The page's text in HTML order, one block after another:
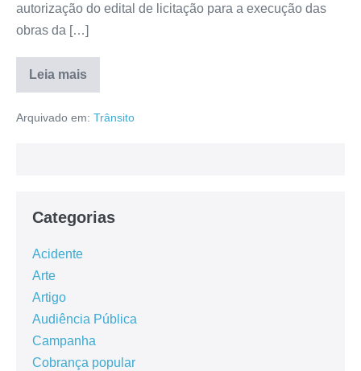
autorização do edital de licitação para a execução das
obras da […]
Leia mais
Arquivado em: Trânsito
Categorias
Acidente
Arte
Artigo
Audiência Pública
Campanha
Cobrança popular